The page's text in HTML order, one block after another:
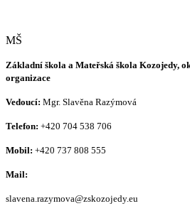
MŠ
Základní škola a Mateřská škola Kozojedy,
organizace
Vedoucí: Mgr. Slavěna Razýmová
Telefon: +420 704 538 706
Mobil: +420 737 808 555
Mail:
slavena.razymova@zskozojedy.eu